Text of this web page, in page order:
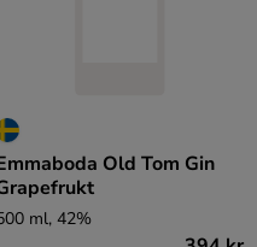
Old Tom Gin
ml, 42%